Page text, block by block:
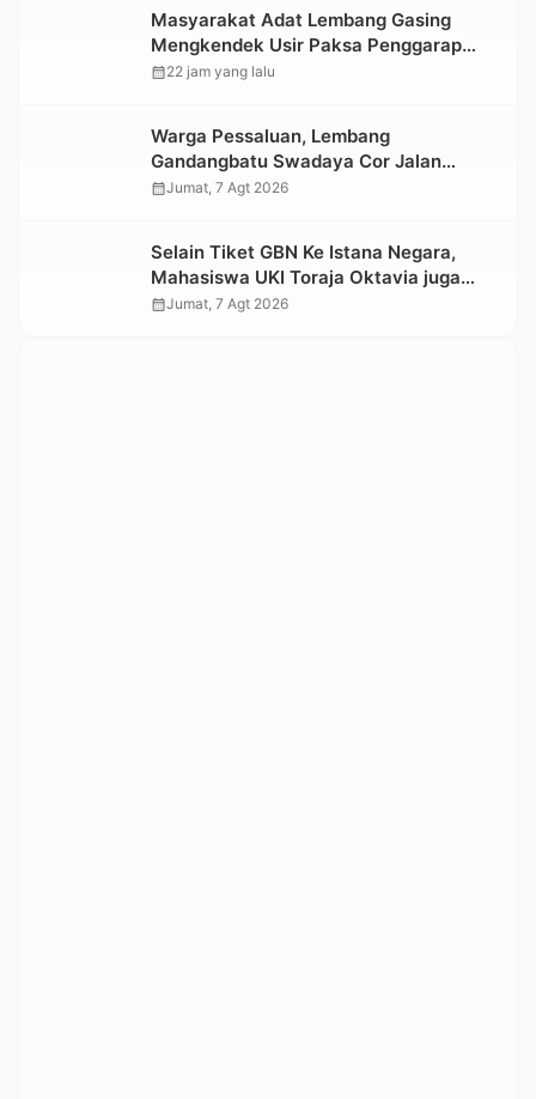
Masyarakat Adat Lembang Gasing
Mengkendek Usir Paksa Penggarap
yang Rusak Kawasan Hutan
calendar_month22 jam yang lalu
Warga Pessaluan, Lembang
Gandangbatu Swadaya Cor Jalan
Kabupaten
calendar_monthJumat, 7 Agt 2026
Selain Tiket GBN Ke Istana Negara,
Mahasiswa UKI Toraja Oktavia juga
Lolos ke Pekan Seni Mahasiswa
calendar_monthJumat, 7 Agt 2026